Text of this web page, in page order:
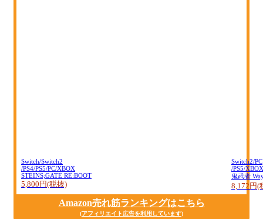
Switch/Switch2
/PS4/PS5/PC/XBOX
STEINS;GATE RE:BOOT
5,800円(税抜)
Switch2/PC
/PS5/XBOX
鬼武者
8,172円(
Amazon売れ筋ランキングはこちら
(アフィリエイト広告を利用しています)